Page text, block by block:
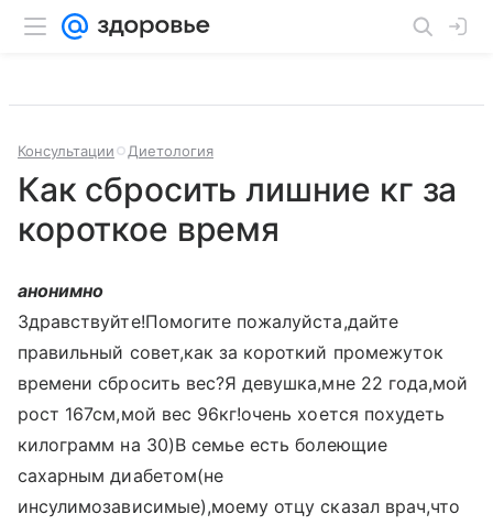
Консультации Диетология
Как сбросить лишние кг за
короткое время
анонимно
Здравствуйте!Помогите пожалуйста,дайте
правильный совет,как за короткий промежуток
времени сбросить вес?Я девушка,мне 22 года,мой
рост 167см,мой вес 96кг!очень хоется похудеть
килограмм на 30)В семье есть болеющие
сахарным диабетом(не
инсулимозависимые),моему отцу сказал врач,что